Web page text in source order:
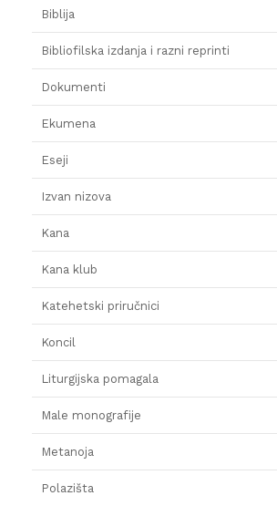
Biblija
Bibliofilska izdanja i razni reprinti
Dokumenti
Ekumena
Eseji
Izvan nizova
Kana
Kana klub
Katehetski priručnici
Koncil
Liturgijska pomagala
Male monografije
Metanoja
Polazišta